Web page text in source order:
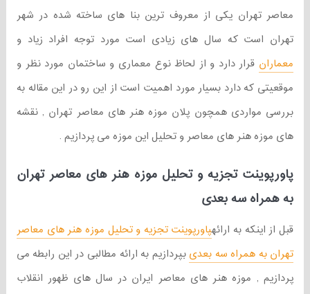
معاصر تهران یکی از معروف ترین بنا های ساخته شده در شهر
تهران است که سال های زیادی است مورد توجه افراد زیاد و
معماران قرار دارد و از لحاظ نوع معماری و ساختمان مورد نظر و
موقعیتی که دارد بسیار مورد اهمیت است از این رو در این مقاله به
بررسی مواردی همچون پلان موزه هنر های معاصر تهران , نقشه
های موزه هنر های معاصر و تحلیل این موزه می پردازیم .
پاورپوینت تجزیه و تحلیل موزه هنر های معاصر تهران
به همراه سه بعدی
قبل از اینکه به ارائهپاورپوینت تجزیه و تحلیل موزه هنر های معاصر
تهران به همراه سه بعدی بپردازیم به ارائه مطالبی در این رابطه می
پردازیم , موزه هنر های معاصر ایران در سال های ظهور انقلاب